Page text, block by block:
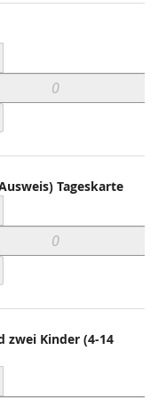
Tageskarte
zwei Kinder (4-14